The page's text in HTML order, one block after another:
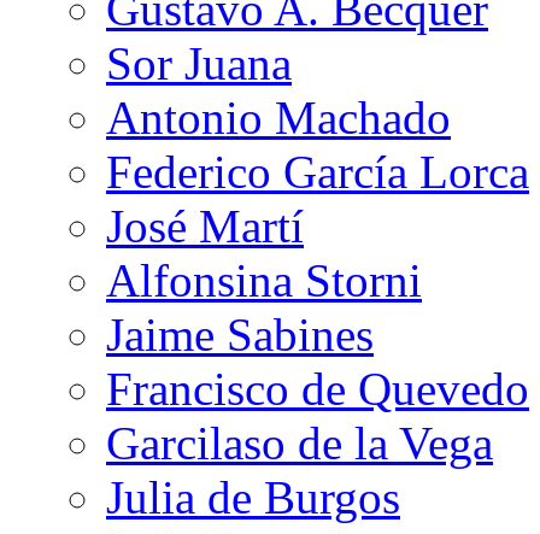
Sor Juana
Antonio Machado
Federico García Lorca
José Martí
Alfonsina Storni
Jaime Sabines
Francisco de Quevedo
Garcilaso de la Vega
Julia de Burgos